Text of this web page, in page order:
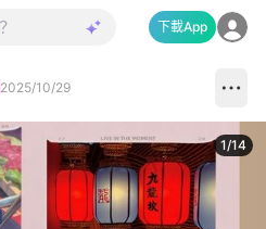
下載App
2025/10/29
1/14